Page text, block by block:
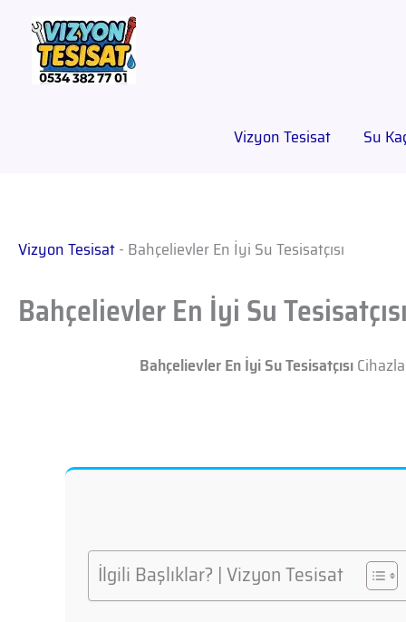
Vizyon Tesisat Su
Vizyon Tesisat- Bahçelievler En İyi Su Tesisatçısı
Bahçelievler En İyi Su
Bahçelievler En İyi Su Tesisatçısı
İlgili Başlıklar? | Vizyon Tesisat